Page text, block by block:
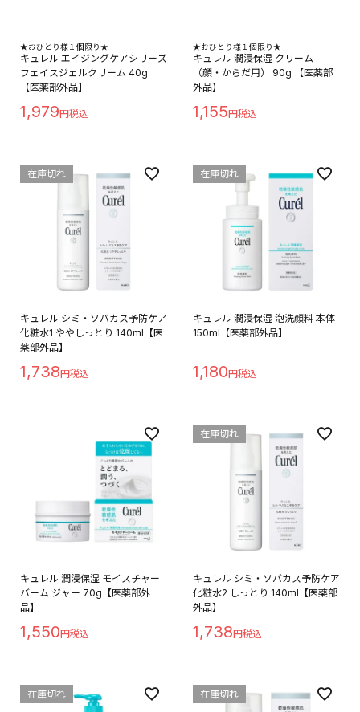
★おひとり様１個限り★
キュレル エイジングケアシリーズ
フェイスジェルクリーム 40g
【医薬部外品】
1,979
★おひとり様１個限り★
キュレル 潤浸保湿 クリーム
（顔・からだ用） 90g 【医薬部
外品】
1,155
キュレル シミ・ソバカス予防ケア
化粧水1 ややしっとり 140ml【医
薬部外品】
1,738
在庫切れ
キュレル 潤浸保湿 泡洗顔料 本体
150ml【医薬部外品】
1,180
在庫切れ
キュレル 潤浸保湿 モイスチャー
バーム ジャー 70g【医薬部外
品】
1,550
キュレル シミ・ソバカス予防ケア
化粧水2 しっとり 140ml【医薬部
外品】
1,738
在庫切れ
在庫切れ 在庫切れ